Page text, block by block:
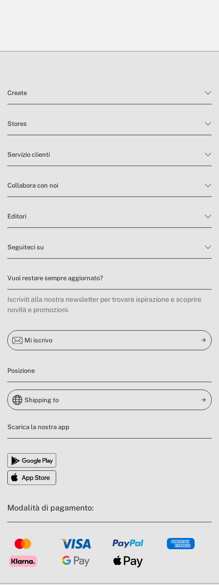
Create
Stores
Servizio clienti
Collabora con noi
Editori
Seguiteci su
Vuoi restare sempre aggiornato?
Iscriviti alla nostra newsletter per trovare ispirazione e scoprire
novità e promozioni.
Mi iscrivo
Posizione
Shipping to
Scarica la nostra app
Modalità di pagamento: